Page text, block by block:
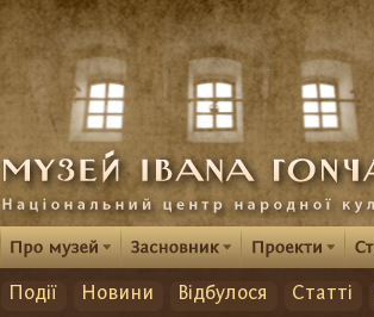
Події Новини Відбулося Статті